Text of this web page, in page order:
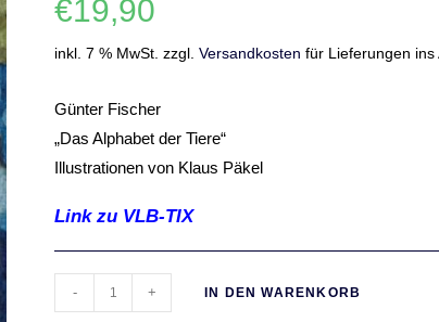
€19,90
inkl. 7 % MwSt. zzgl.Versandkosten für Lieferungen ins
Günter Fischer
„Das Alphabet der Tiere“
Illustrationen von Klaus Päkel
Link zu VLB-TIX
-
a
+ IN DEN WARENKORB